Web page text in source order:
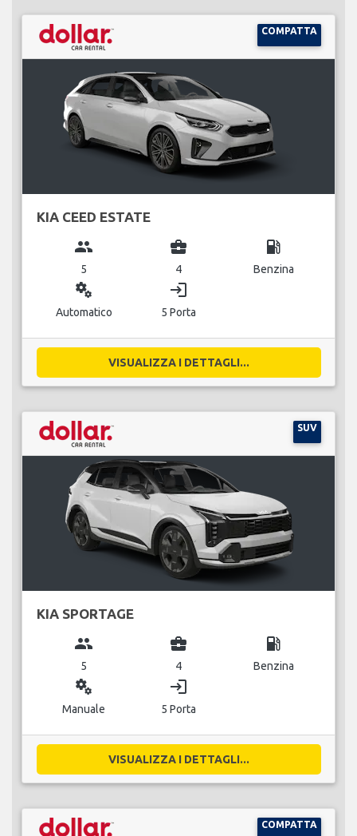
COMPATTA
KIA CEED ESTATE
group
5
business_center
4
local_gas_station
Benzina
miscellaneous_services
Automatico
login
5 Porta
VISUALIZZA I DETTAGLI...
SUV
KIA SPORTAGE
group
5
business_center
4
local_gas_station
Benzina
miscellaneous_services
Manuale
login
5 Porta
VISUALIZZA I DETTAGLI...
COMPATTA